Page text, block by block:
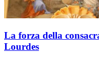
La forza della
Lourdes